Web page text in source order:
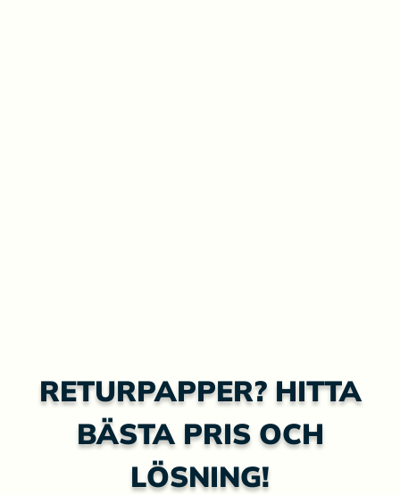
RETURPAPPER? HITTA
BÄSTA PRIS OCH
LÖSNING!